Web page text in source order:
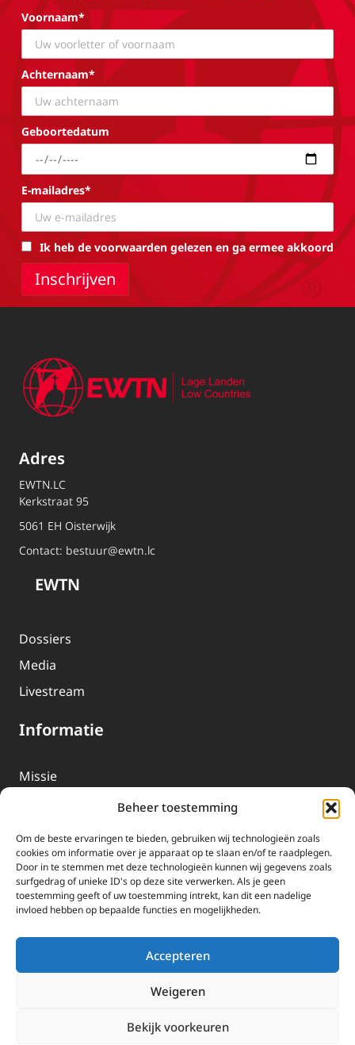
Beheer toestemming
Om de beste ervaringen te bieden, gebruiken wij technologieën zoals
cookies om informatie over je apparaat op te slaan en/of te raadplegen.
Door in te stemmen met deze technologieën kunnen wij gegevens zoals
surfgedrag of unieke ID's op deze site verwerken. Als je geen
toestemming geeft of uw toestemming intrekt, kan dit een nadelige
invloed hebben op bepaalde functies en mogelijkheden.
Accepteren
Weigeren
Bekijk voorkeuren
Voornaam*
Achternaam*
Geboortedatum
E-mailadres*
Ik heb de voorwaarden gelezen en ga ermee akkoord
Adres
EWTN.LC
Kerkstraat 95
5061 EH Oisterwijk
Contact: bestuur@ewtn.lc
EWTN
Dossiers
Media
Livestream
Informatie
Missie
EWTN-Team
Organisatiegegevens
Doneren
EWTN wordt uitsluitend gefinancierd door uw donaties.
Wij ontvangen bewust geen advertentie-inkomsten of